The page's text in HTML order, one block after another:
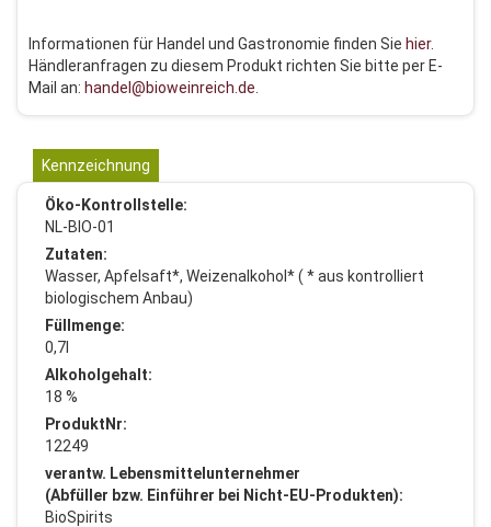
Informationen für Handel und Gastronomie finden Sie hier.
Händleranfragen zu diesem Produkt richten Sie bitte per E-
Mail an: handel@bioweinreich.de
Kennzeichnung
Öko-Kontrollstelle:
NL-BIO-01
Zutaten:
Wasser, Apfelsaft*, Weizenalkohol* ( * aus kontrolliert
biologischem Anbau)
Füllmenge:
0,7l
Alkoholgehalt:
18 %
ProduktNr:
12249
verantw. Lebensmittelunternehmer
(Abfüller bzw. Einführer bei Nicht-EU-Produkten):
BioSpirits